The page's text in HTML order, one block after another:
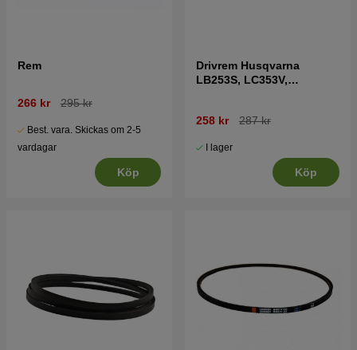
Rem
266 kr 295 kr
Best. vara. Skickas om 2-5
vardagar
Köp
Drivrem Husqvarna
LB253S, LC353V,
258 kr 287 kr
I lager
Köp